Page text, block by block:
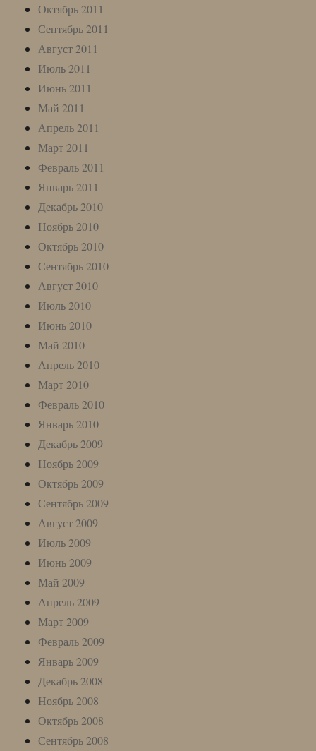
Октябрь 2011
Сентябрь 2011
Август 2011
Июль 2011
Июнь 2011
Май 2011
Апрель 2011
Март 2011
Февраль 2011
Январь 2011
Декабрь 2010
Ноябрь 2010
Октябрь 2010
Сентябрь 2010
Август 2010
Июль 2010
Июнь 2010
Май 2010
Апрель 2010
Март 2010
Февраль 2010
Январь 2010
Декабрь 2009
Ноябрь 2009
Октябрь 2009
Сентябрь 2009
Август 2009
Июль 2009
Июнь 2009
Май 2009
Апрель 2009
Март 2009
Февраль 2009
Январь 2009
Декабрь 2008
Ноябрь 2008
Октябрь 2008
Сентябрь 2008